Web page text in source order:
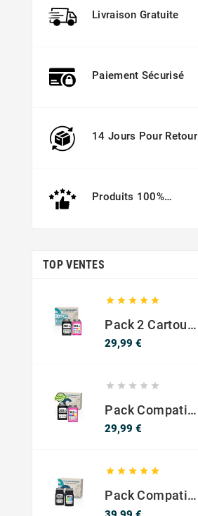
Livraison Gratuite
Paiement Sécurisé
14 Jours Pour Retour
Produits 100%
TOP VENTES
    
Pack 2 Cartouches Compatible Avec HP 301 XL Noir Et Couleur
29,99 €
    
Pack Compatible Avec HP 302 XL Noir Et Couleur - SANS NIVEAU ENCRE
29,99 €
    
Pack Compatible Canon PG-540 XL / CL-541 XL – Noir & Couleur – Haute Capacité